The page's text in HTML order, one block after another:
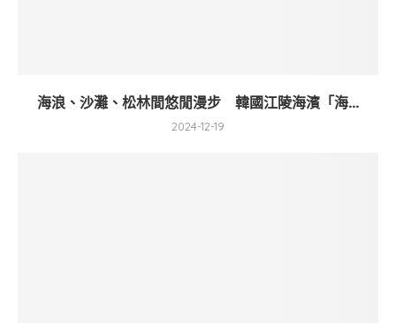
海浪、沙灘、松林間悠閒漫步 韓國江陵海濱「海...
2024-12-19